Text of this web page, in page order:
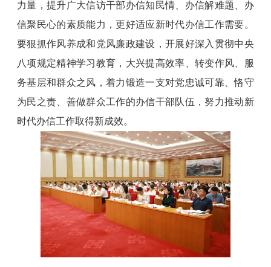
力量，提升广大信访干部办信知民情、办信解难题、办
信聚民心的素质能力，更好适应新时代办信工作需要。
要狠抓作风养成和党风廉政建设，开展好深入贯彻中央
八项规定精神学习教育，大兴提高效率、转变作风、服
务基层和群众之风，着力锻造一支对党忠诚可靠、恪守
为民之责、善做群众工作的办信干部队伍，努力推动新
时代办信工作取得新成效。